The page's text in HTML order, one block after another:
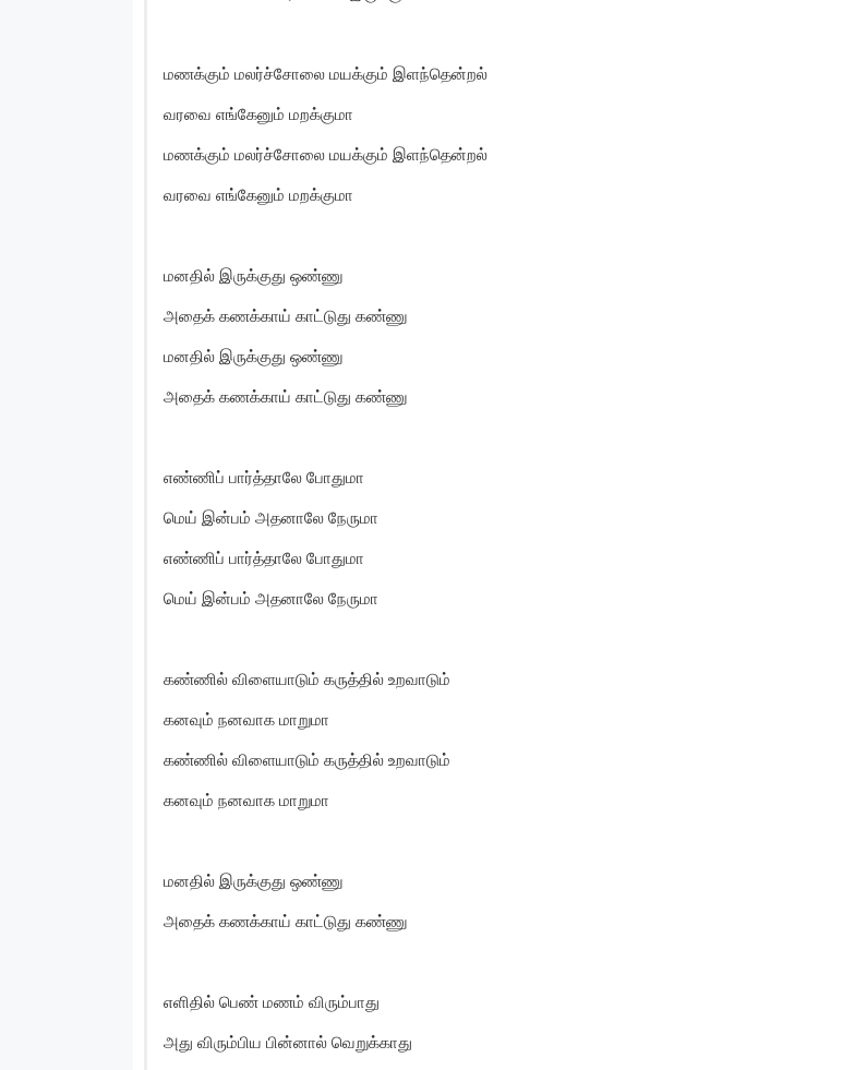
மணக்கும் மலர்ச்சோலை மயக்கும் இளந்தென்றல்
வரவை எங்கேனும் மறக்குமா
மணக்கும் மலர்ச்சோலை மயக்கும் இளந்தென்றல்
வரவை எங்கேனும் மறக்குமா
மனதில் இருக்குது ஒண்ணு
அதைக் கணக்காய் காட்டுது கண்ணு
மனதில் இருக்குது ஒண்ணு
அதைக் கணக்காய் காட்டுது கண்ணு
எண்ணிப் பார்த்தாலே போதுமா
மெய் இன்பம் அதனாலே நேருமா
எண்ணிப் பார்த்தாலே போதுமா
மெய் இன்பம் அதனாலே நேருமா
கண்ணில் விளையாடும் கருத்தில் உறவாடும்
கனவும் நனவாக மாறுமா
கண்ணில் விளையாடும் கருத்தில் உறவாடும்
கனவும் நனவாக மாறுமா
மனதில் இருக்குது ஒண்ணு
அதைக் கணக்காய் காட்டுது கண்ணு
எளிதில் பெண் மணம் விரும்பாது
அது விரும்பிய பின்னால் வெறுக்காது